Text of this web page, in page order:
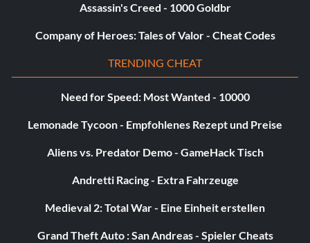
Assassin's Creed - 1000 Goldbr
Company of Heroes: Tales of Valor - Cheat Codes
TRENDING CHEAT
Need for Speed: Most Wanted - 10000
Lemonade Tycoon - Empfohlenes Rezept und Preise
Aliens vs. Predator Demo - GameHack Tisch
Andretti Racing - Extra Fahrzeuge
Medieval 2: Total War - Eine Einheit erstellen
Grand Theft Auto : San Andreas - Spieler Cheats